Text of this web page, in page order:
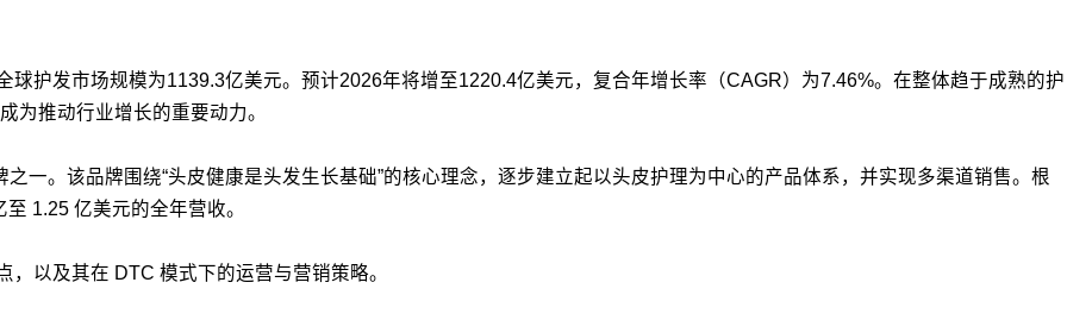
护发市场规模为1139.3亿美元。预计2026年将增至1220.4亿美元，复合年增长率（CAGR）为7.46%。在整体趋于成熟的护
为推动行业增长的重要动力。
一。该品牌围绕“头皮健康是头发生长基础”的核心理念，逐步建立起以头皮护理为中心的产品体系，并实现多渠道销售。根
1.25 亿美元的全年营收。
以及其在 DTC 模式下的运营与营销策略。